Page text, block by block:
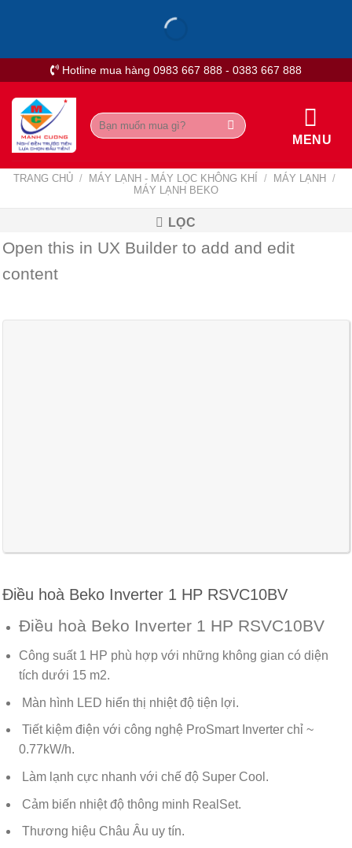
Hotline mua hàng 0983 667 888 - 0383 667 888
Tìm
kiếm:
MENU
TRANG CHỦ / MÁY LẠNH - MÁY LỌC KHÔNG KHÍ / MÁY LẠNH
/
MÁY LẠNH BEKO
LỌC
Open this in UX Builder to add and edit
content
Điều hoà Beko Inverter 1 HP RSVC10BV
Điều hoà Beko Inverter 1 HP RSVC10BV
Công suất 1 HP phù hợp với những không gian có diện
tích dưới 15 m2.
Màn hình LED hiển thị nhiệt độ tiện lợi.
Tiết kiệm điện với công nghệ ProSmart Inverter chỉ ~
0.77kW/h.
Làm lạnh cực nhanh với chế độ Super Cool.
Cảm biến nhiệt độ thông minh RealSet.
Thương hiệu Châu Âu uy tín.